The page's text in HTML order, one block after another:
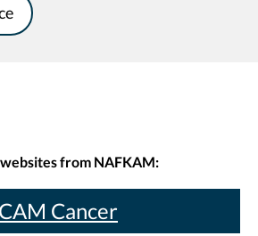
from NAFKAM:
CAM Cancer